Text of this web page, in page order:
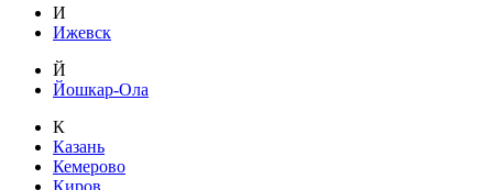
И
Ижевск
Й
Йошкар-Ола
К
Казань
Кемерово
Киров